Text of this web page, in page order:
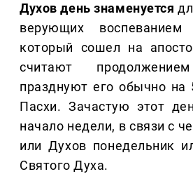
Духов день знаменуется
верующих воспеванием
который сошел на
считают
празднуют его обычно на
Пасхи. Зачастую этот
начало недели, в связи с
или Духов понедельник
Святого Духа.